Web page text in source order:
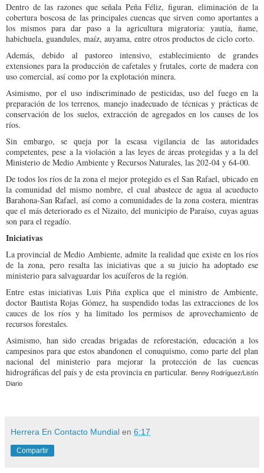
Dentro de las razones que señala Peña Féliz, figuran, eliminación de la
cobertura boscosa de las principales cuencas que sirven como aportantes a
los mismos para dar paso a la agricultura migratoria: yautía, ñame,
habichuela, guandules, maíz, auyama, entre otros productos de ciclo corto.
Además, debido al pastoreo intensivo, establecimiento de grandes
extensiones para la producción de cafetales y frutales, corte de madera con
uso comercial, así como por la explotación minera.
Asimismo, por el uso indiscriminado de pesticidas, uso del fuego en la
preparación de los terrenos, manejo inadecuado de técnicas y prácticas de
conservación de los suelos, extracción de agregados en los causes de los
ríos.
Sin embargo, se queja por la escasa vigilancia de las autoridades
competentes, pese a la violación a las leyes de áreas protegidas y a la del
Ministerio de Medio Ambiente y Recursos Naturales, las 202-04 y 64-00.
De todos los ríos de la zona el mejor protegido es el San Rafael, ubicado en
la comunidad del mismo nombre, el cual abastece de agua al acueducto
Barahona-San Rafael, así como a comunidades de la zona costera, mientras
que el más deteriorado es el Nizaito, del municipio de Paraíso, cuyas aguas
son para el regadío.
Iniciativas
La provincial de Medio Ambiente, admite la realidad que existe en los ríos
de la zona, pero resalta las iniciativas que a su juicio ha adoptado ese
ministerio para salvaguardar los acuíferos de la región.
Entre estas iniciativas Luis Piña explica que el ministro de Ambiente,
doctor Bautista Rojas Gómez, ha suspendido todas las extracciones de los
cauces de los ríos y ha limitado los permisos de aprovechamiento de
recursos forestales.
Asimismo, han sido creadas brigadas de reforestación, educación a los
campesinos para que estos abandonen el conuquismo, como parte del plan
nacional del ministerio para mejorar la protección de las cuencas
hidrográficas del país y de esta provincia en particular. Benny Rodríguez/Listín
Diario
Herrera En Contacto Mundial en 6:17
Compartir